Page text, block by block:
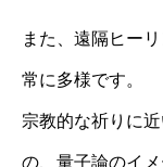
また、遠隔ヒー
常に多様です。
宗教的な祈りに
の、量子論のイ